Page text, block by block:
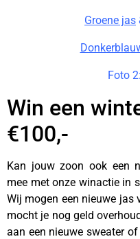
Groene jas
Foto 2:
Win een
€100,-
Kan jouw zoon ook een
mee met onze winactie in
Wij mogen een nieuwe jas
mocht je nog geld
aan een nieuwe sweater